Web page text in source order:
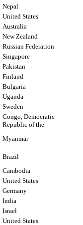
Nepal
United States
Australia
New Zealand
Russian Federation
Singapore
Pakistan
Finland
Bulgaria
Uganda
Sweden
Congo, Democratic
Republic of the
Myanmar
Brazil
Cambodia
United States
Germany
India
Israel
United States